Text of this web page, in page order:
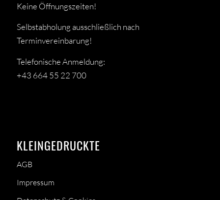
Keine Öffnungszeiten!
Selbstabholung ausschließlich nach
Terminvereinbarung!
Telefonische Anmeldung:
+43 664 55 22 700
KLEINGEDRUCKTE
AGB
Impressum